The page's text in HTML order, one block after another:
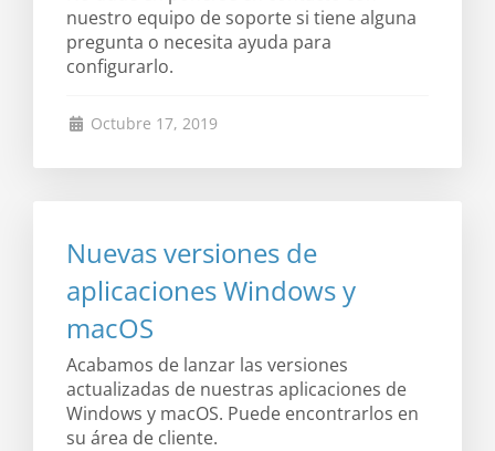
nuestro equipo de soporte si tiene alguna
pregunta o necesita ayuda para
configurarlo.
Octubre 17, 2019
Nuevas versiones de
aplicaciones Windows y
macOS
Acabamos de lanzar las versiones
actualizadas de nuestras aplicaciones de
Windows y macOS. Puede encontrarlos en
su área de cliente.